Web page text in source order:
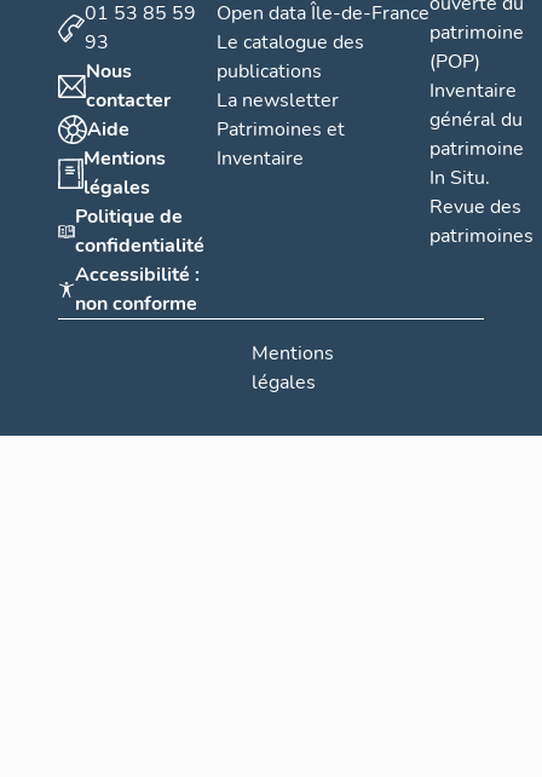
01 53 85 59
93
Nous
contacter
Aide
Mentions
légales
Politique de
confidentialité
Accessibilité :
non conforme
Open data Île-de-France
Le catalogue des
publications
La newsletter
Patrimoines et
Inventaire
patrimoine
(POP)
Inventaire
général du
patrimoine
In Situ.
Revue des
patrimoines
Mentions
légales